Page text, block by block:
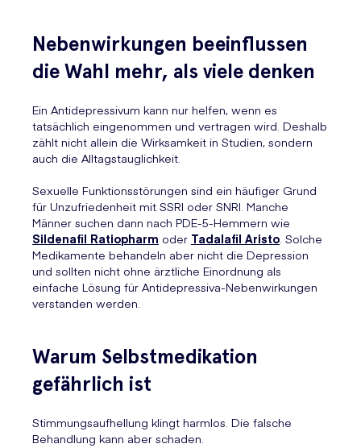
Nebenwirkungen beeinflussen
die Wahl mehr, als viele denken
Ein Antidepressivum kann nur helfen, wenn es
tatsächlich eingenommen und vertragen wird. Deshalb
zählt nicht allein die Wirksamkeit in Studien, sondern
auch die Alltagstauglichkeit.
Sexuelle Funktionsstörungen sind ein häufiger Grund
für Unzufriedenheit mit SSRI oder SNRI. Manche
Männer suchen dann nach PDE-5-Hemmern wie
Sildenafil Ratiopharm oder Tadalafil Aristo. Solche
Medikamente behandeln aber nicht die Depression
und sollten nicht ohne ärztliche Einordnung als
einfache Lösung für Antidepressiva-Nebenwirkungen
verstanden werden.
Warum Selbstmedikation
gefährlich ist
Stimmungsaufhellung klingt harmlos. Die falsche
Behandlung kann aber schaden.